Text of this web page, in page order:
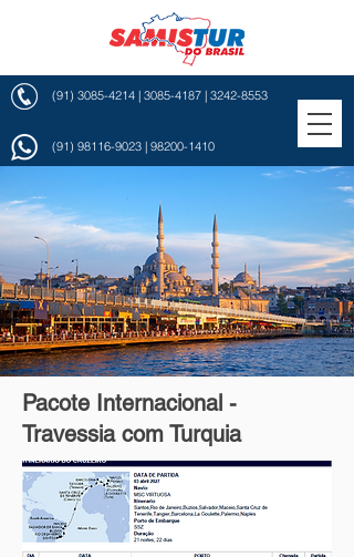
(91) 3085-4214 | 3085-4187 | 3242-8553
(91) 98116-9023 | 98200-1410
Pacote Internacional -
Travessia com Turquia